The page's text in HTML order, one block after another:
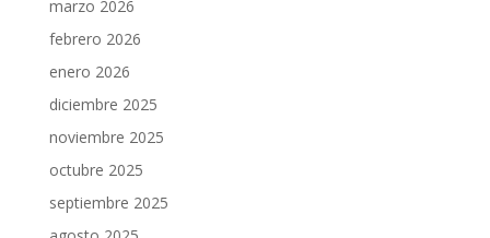
marzo 2026
febrero 2026
enero 2026
diciembre 2025
noviembre 2025
octubre 2025
septiembre 2025